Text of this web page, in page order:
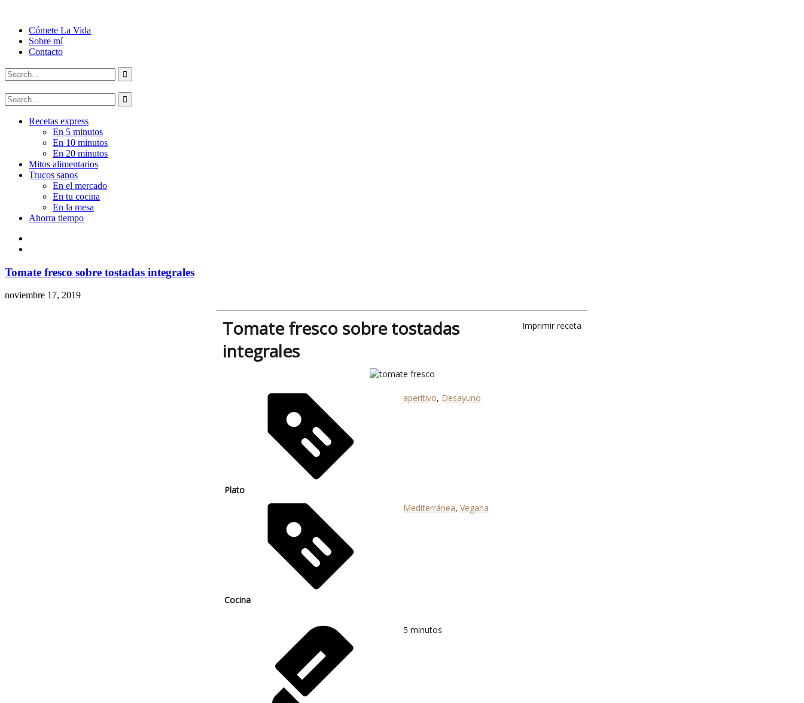
Cómete La Vida
Sobre mí
Contacto
Recetas express
En 5 minutos
En 10 minutos
En 20 minutos
Mitos alimentarios
Trucos sanos
En el mercado
En tu cocina
En la mesa
Ahorra tiempo
Tomate fresco sobre tostadas integrales
noviembre 17, 2019
Imprimir receta
Tomate fresco sobre tostadas
integrales
Plato
aperitivo, Desayuno
Cocina
Mediterránea, Vegana
5 minutos